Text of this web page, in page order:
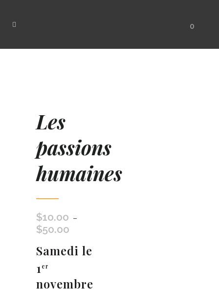
0
Les
passions
humaines
$10.00 –
$50.00
prix :
$50.00
Samedi le
1 er
novembre